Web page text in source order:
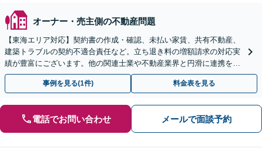
オーナー・売主側の不動産問題
【東海エリア対応】契約書の作成・確認、未払い家賃、共有不動産、
建築トラブルの契約不適合責任など。立ち退き料の増額請求の対応実
績が豊富にございます。他の関連士業や不動産業界と円滑に連携を行
い、正確に手続きを進めてまいります。【初回面談無料】
事例を見る(1件) 料金表を見る
電話でお問い合わせ メールで面談予約